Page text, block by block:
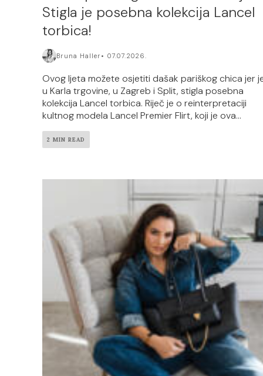
Stigla je posebna kolekcija Lancel
torbica!
Bruna Haller 07.07.2026.
Ovog ljeta možete osjetiti dašak pariškog chica jer
u Karla trgovine, u Zagreb i Split, stigla posebna
kolekcija Lancel torbica. Riječ je o reinterpretaciji
kultnog modela Lancel Premier Flirt, koji je ova...
2 MIN READ